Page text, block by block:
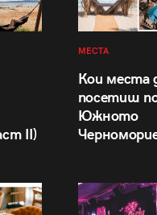
II)
МЕСТА
Кои места
посетиш
Южното